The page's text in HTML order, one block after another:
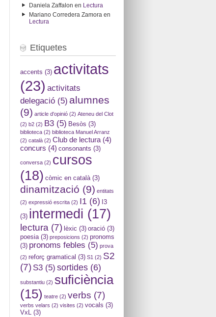
Daniela Zaffalon en Lectura
Mariano Corredera Zamoraen
Lectura
Etiquetes
accents (3) activitats
(23) activitats
delegació(5) alumnes
(9) article d'opinió(2) Ateneu del Clot
(2) b2(2) B3(5) Besòs (3)
biblioteca(2) biblioteca Manuel Arranz
(2) català(2) Club de lectura(4)
concurs (4) consonants (3)
conversa(2) cursos
(18) còmic en català(3)
dinamització (9) entitats
(2) expressió escrita(2) I1(6) I3
(3) intermedi (17)
lectura(7) lèxic (3) oració(3)
poesia(3) preposicions (2) pronoms
(3) pronoms febles (5) prova
(2) reforç gramatical (3) S1(2) S2
(7) S3(5) sortides(6)
substantiu(2) suficiència
(15) teatre(2) verbs (7)
verbs velars (2) visites (2) vocals (3)
VxL(3)